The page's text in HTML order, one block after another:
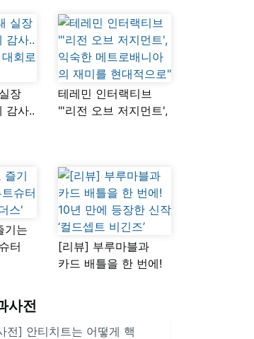
장
감사..
테레민 인터랙티브
"'리전 오브 저지먼트',
기는
터
[리뷰] 부루마블과
카드 배틀을 한 번에!
사전
전] 안티치트는 어떻게 핵